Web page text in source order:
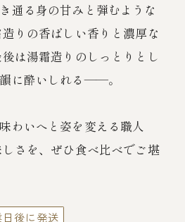
通る身の甘みと弾むような
りの香ばしい香りと濃厚な
は湯霜造りのしっとりとし
に酔いしれる――。
わいへと姿を変える職人
さを、ぜひ食べ比べでご堪
後に発送